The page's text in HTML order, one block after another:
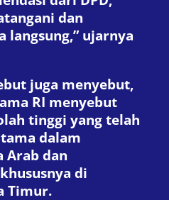
dan
langsung,” ujarnya
juga menyebut,
RI menyebut
tinggi yang telah
dalam
Arab dan
di
Timur.